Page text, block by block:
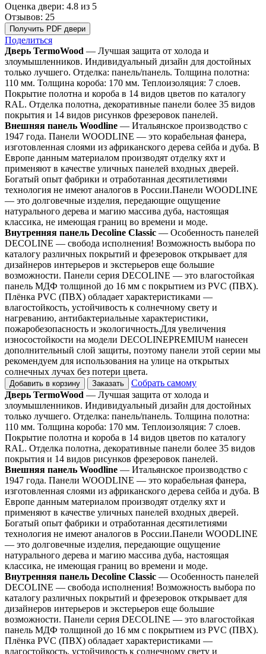
Оценка двери: 4.8 из 5
Отзывов: 25
Получить PDF двери
Поделиться
Дверь TermoWood — Лучшая защита от холода и
злоумышленников. Индивидуальный дизайн для достойных
только лучшего. Отделка: панель/панель. Толщина полотна:
110 мм. Толщина короба: 170 мм. Теплоизоляция: 7 слоев.
Покрытие полотна и короба в 14 видов цветов по каталогу
RAL. Отделка полотна, декоративные панели более 35 видов
покрытия и 14 видов рисунков фрезеровок панелей.
Внешняя панель Woodline — Итальянское производство с
1947 года. Панели WOODLINE — это корабельная фанера,
изготовленная слоями из африканского дерева сейба и дуба. В
Европе данным материалом производят отделку яхт и
применяют в качестве уличных панелей входных дверей.
Богатый опыт фабрики и отработанная десятилетиями
технология не имеют аналогов в России.Панели WOODLINE
— это долговечные изделия, передающие ощущение
натурального дерева и магию массива дуба, настоящая
классика, не имеющая границ во времени и моде.
Внутренняя панель Decoline Classic — Особенность панелей
DECOLINE — свобода исполнения! Возможность выбора по
каталогу различных покрытий и фрезеровок открывает для
дизайнеров интерьеров и экстерьеров еще большие
возможности. Панели серия DECOLINE — это влагостойкая
панель МДФ толщиной до 16 мм с покрытием из PVC (ПВХ).
Плёнка PVC (ПВХ) обладает характеристиками —
влагостойкость, устойчивость к солнечному свету и
нагреванию, антибактериальные характеристики,
пожаробезопасность и экологичность.Для увеличения
износостойкости на модели DECOLINEPREMIUM нанесен
дополнительный слой защиты, поэтому панели этой серии мы
рекомендуем для использования на улице на открытых
солнечных лучах без потери цвета.
Добавить в корзину Заказать
Собрать самому
Дверь TermoWood — Лучшая защита от холода и
злоумышленников. Индивидуальный дизайн для достойных
только лучшего. Отделка: панель/панель. Толщина полотна:
110 мм. Толщина короба: 170 мм. Теплоизоляция: 7 слоев.
Покрытие полотна и короба в 14 видов цветов по каталогу
RAL. Отделка полотна, декоративные панели более 35 видов
покрытия и 14 видов рисунков фрезеровок панелей.
Внешняя панель Woodline — Итальянское производство с
1947 года. Панели WOODLINE — это корабельная фанера,
изготовленная слоями из африканского дерева сейба и дуба. В
Европе данным материалом производят отделку яхт и
применяют в качестве уличных панелей входных дверей.
Богатый опыт фабрики и отработанная десятилетиями
технология не имеют аналогов в России.Панели WOODLINE
— это долговечные изделия, передающие ощущение
натурального дерева и магию массива дуба, настоящая
классика, не имеющая границ во времени и моде.
Внутренняя панель Decoline Classic — Особенность панелей
DECOLINE — свобода исполнения! Возможность выбора по
каталогу различных покрытий и фрезеровок открывает для
дизайнеров интерьеров и экстерьеров еще большие
возможности. Панели серия DECOLINE — это влагостойкая
панель МДФ толщиной до 16 мм с покрытием из PVC (ПВХ).
Плёнка PVC (ПВХ) обладает характеристиками —
влагостойкость, устойчивость к солнечному свету и